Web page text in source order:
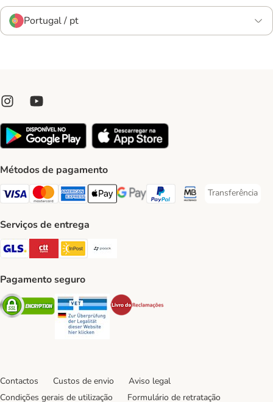
Portugal / pt
Métodos de pagamento
Visa Payment Method
Mastercard Payment Method
American Express Payment Method
Apple Pay Payment Method
Google Pay Payment Method
PayPal Payment Method
Multibanco Payment
Transferência
Transferência
Serviços de entrega
GLS Shipping Method
CTTExpress Shipping Method
InPost Shipping Method
Pagamento seguro
Security Security
Contactos Custos de envio
Aviso legal
Condições gerais de utilização
Formulário de retratação